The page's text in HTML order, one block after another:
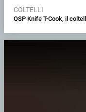
COLTELLI
QSP Knife T-Cook, il